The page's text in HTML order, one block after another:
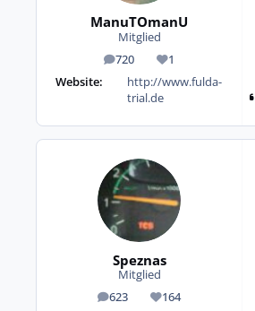
ManuTOmanU
Mitglied
720
Beiträge 1
Reputation
Website:
http://www.fulda-
trial.de
Speznas
Mitglied
623
Beiträge 164
Reputation